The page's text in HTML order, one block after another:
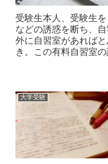
受験生本人、受験生
などの誘惑を断ち、
外に自習室があれば
き。この有料自習室
大学受験